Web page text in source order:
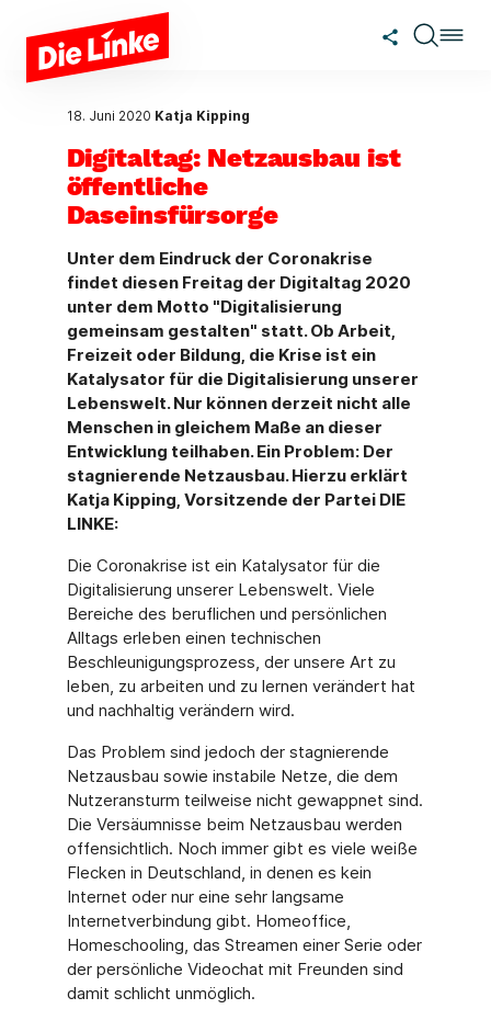
Zum Hauptinhalt springen
18. Juni 2020 Katja Kipping
Digitaltag: Netzausbau ist
öffentliche
Daseinsfürsorge
Unter dem Eindruck der Coronakrise
findet diesen Freitag der Digitaltag 2020
unter dem Motto "Digitalisierung
gemeinsam gestalten" statt. Ob Arbeit,
Freizeit oder Bildung, die Krise ist ein
Katalysator für die Digitalisierung unserer
Lebenswelt. Nur können derzeit nicht alle
Menschen in gleichem Maße an dieser
Entwicklung teilhaben. Ein Problem: Der
stagnierende Netzausbau. Hierzu erklärt
Katja Kipping, Vorsitzende der Partei DIE
LINKE:
Die Coronakrise ist ein Katalysator für die
Digitalisierung unserer Lebenswelt. Viele
Bereiche des beruflichen und persönlichen
Alltags erleben einen technischen
Beschleunigungsprozess, der unsere Art zu
leben, zu arbeiten und zu lernen verändert hat
und nachhaltig verändern wird.
Das Problem sind jedoch der stagnierende
Netzausbau sowie instabile Netze, die dem
Nutzeransturm teilweise nicht gewappnet sind.
Die Versäumnisse beim Netzausbau werden
offensichtlich. Noch immer gibt es viele weiße
Flecken in Deutschland, in denen es kein
Internet oder nur eine sehr langsame
Internetverbindung gibt. Homeoffice,
Homeschooling, das Streamen einer Serie oder
der persönliche Videochat mit Freunden sind
damit schlicht unmöglich.